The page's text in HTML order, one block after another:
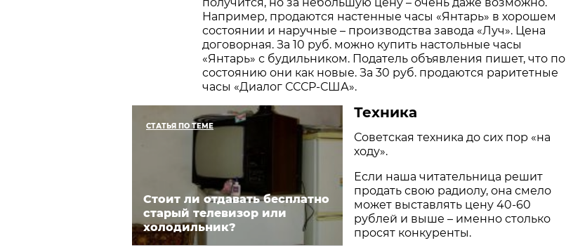
Например, продаются настенные часы «Янтарь» в хорошем
состоянии и наручные – производства завода «Луч». Цена
договорная. За 10 руб. можно купить настольные часы
«Янтарь» с будильником. Податель объявления пишет, что по
состоянию они как новые. За 30 руб. продаются раритетные
часы «Диалог СССР-США».
СТАТЬЯ ПО ТЕМЕ
Стоит ли отдавать бесплатно
старый телевизор или
холодильник?
Техника
Советская техника до сих пор «на
ходу».
Если наша читательница решит
продать свою радиолу, она смело
может выставлять цену 40-60
рублей и выше – именно столько
просят конкуренты.